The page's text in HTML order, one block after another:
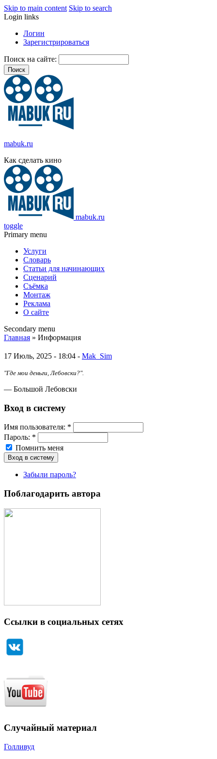
Skip to main content Skip to search
Login links
Логин
Зарегистрироваться
Поиск на сайте:
mabuk.ru
Как сделать кино
mabuk.ru
toggle
Primary menu
Услуги
Словарь
Статьи для начинающих
Сценарий
Съёмка
Монтаж
Реклама
О сайте
Secondary menu
Главная » Информация
17 Июль, 2025 - 18:04 - Mak_Sim
"Где мои деньги, Лебовски?".
— Большой Лебовски
Вход в систему
Имя пoльзовaтeля: *
Пароль: *
Помнить меня
Забыли пароль?
Поблагодарить автора
Ссылки в социальных сетях
Случайный материал
Голливуд